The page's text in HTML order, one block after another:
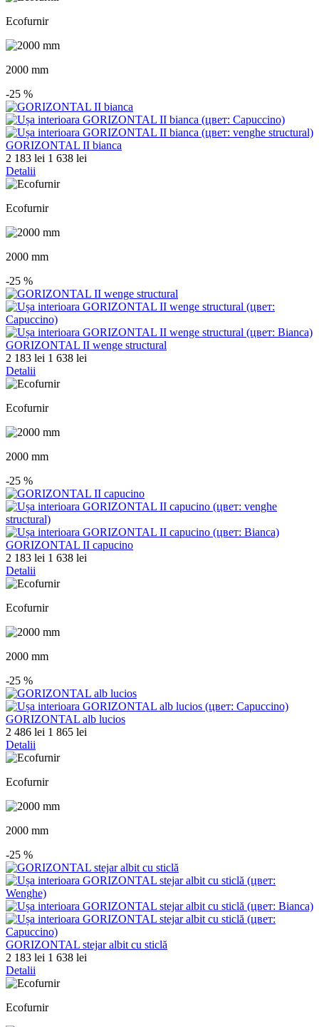
Ecofurnir
2000 mm
-25 %
GORIZONTAL II bianca
2 183 lei 1 638 lei
Detalii
Ecofurnir
2000 mm
-25 %
GORIZONTAL II wenge structural
2 183 lei 1 638 lei
Detalii
Ecofurnir
2000 mm
-25 %
GORIZONTAL II capucino
2 183 lei 1 638 lei
Detalii
Ecofurnir
2000 mm
-25 %
GORIZONTAL alb lucios
2 486 lei 1 865 lei
Detalii
Ecofurnir
2000 mm
-25 %
GORIZONTAL stejar albit cu sticlă
2 183 lei 1 638 lei
Detalii
Ecofurnir